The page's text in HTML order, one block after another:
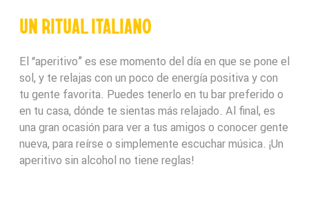
UN RITUAL ITALIANO
El “aperitivo” es ese momento del día en que se pone el
sol, y te relajas con un poco de energía positiva y con
tu gente favorita. Puedes tenerlo en tu bar preferido o
en tu casa, dónde te sientas más relajado. Al final, es
una gran ocasión para ver a tus amigos o conocer gente
nueva, para reírse o simplemente escuchar música. ¡Un
aperitivo sin alcohol no tiene reglas!